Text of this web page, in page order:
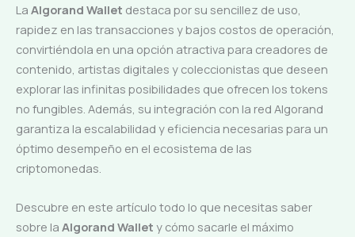
La Algorand Wallet destaca por su sencillez de uso,
rapidez en las transacciones y bajos costos de operación,
convirtiéndola en una opción atractiva para creadores de
contenido, artistas digitales y coleccionistas que deseen
explorar las infinitas posibilidades que ofrecen los tokens
no fungibles. Además, su integración con la red Algorand
garantiza la escalabilidad y eficiencia necesarias para un
óptimo desempeño en el ecosistema de las
criptomonedas.
Descubre en este artículo todo lo que necesitas saber
sobre la Algorand Wallet y cómo sacarle el máximo